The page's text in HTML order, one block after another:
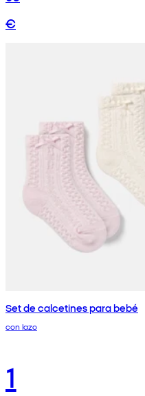
€
Set de calcetines para bebé
con lazo
1